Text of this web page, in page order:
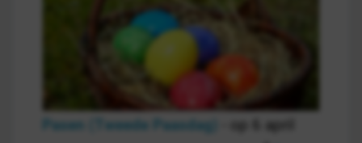
Pasen (Tweede Paasdag)
- op 6 april